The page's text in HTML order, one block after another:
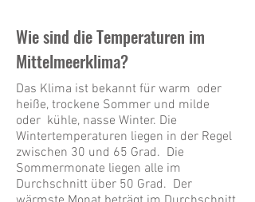
Wie sind die Temperaturen im
Mittelmeerklima?
Das Klima ist bekannt für warm oder
heiße, trockene Sommer und milde
oder kühle, nasse Winter. Die
Wintertemperaturen liegen in der Regel
zwischen 30 und 65 Grad. Die
Sommermonate liegen alle im
Durchschnitt über 50 Grad. Der